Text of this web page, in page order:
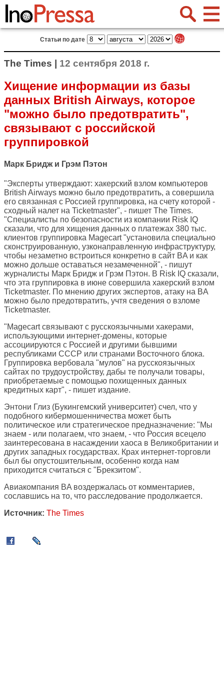
Статьи по дате
The Times | 12 сентября 2018 г.
Хищение информации из базы
данных British Airways, которое
"можно было предотвратить",
связывают с российской
группировкой
Марк Бридж и Грэм Пэтон
"Эксперты утверждают: хакерский взлом компьютеров
British Airways можно было предотвратить, а совершила
его связанная с Россией группировка, на счету которой -
сходный налет на Ticketmaster", - пишет The Times.
"Специалисты по безопасности из компании Risk IQ
сказали, что для хищения данных о платежах 380 тыс.
клиентов группировка Magecart "установила специально
сконструированную, узконаправленную инфраструктуру,
чтобы незаметно встроиться конкретно в сайт BA и как
можно дольше оставаться незамеченной", - пишут
журналисты Марк Бридж и Грэм Пэтон. В Risk IQ сказали,
что эта группировка в июне совершила хакерский взлом
Ticketmaster. По мнению других экспертов, атаку на BA
можно было предотвратить, учтя сведения о взломе
Ticketmaster.
"Magecart связывают с русскоязычными хакерами,
использующими интернет-домены, которые
ассоциируются с Россией и другими бывшими
республиками СССР или странами Восточного блока.
Группировка вербовала "мулов" на русскоязычных
сайтах по трудоустройству, дабы те получали товары,
приобретаемые с помощью похищенных данных
кредитных карт", - пишет издание.
Энтони Глиз (Букингемский университет) счел, что у
подобного кибермошенничества может быть
политическое или стратегическое предназначение: "Мы
знаем - или полагаем, что знаем, - что Россия всецело
заинтересована в насаждении хаоса в Великобритании и
других западных государствах. Крах интернет-торговли
был бы опустошительным, особенно когда нам
приходится считаться с "Брекзитом".
Авиакомпания BA воздержалась от комментариев,
сославшись на то, что расследование продолжается.
Источник: The Times